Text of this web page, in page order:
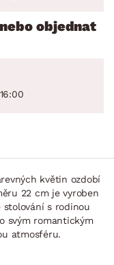
objednat
květin ozdobí
22 cm je vyroben
s rodinou
svým romantickým
atmosféru.